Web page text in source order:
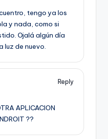
tengo ya los
y nada, como si
Ojalá algún día
luz de nuevo.
Reply
APLICACION
??